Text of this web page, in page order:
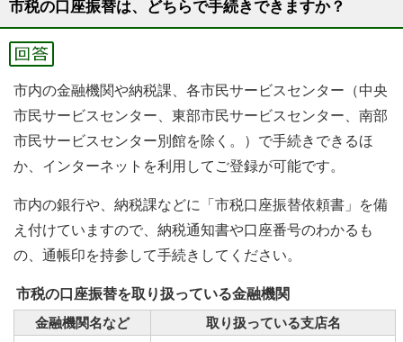
市税の口座振替は、どちらで手続きできますか？
市内の金融機関や納税課、各市民サービスセンター（中央
市民サービスセンター、東部市民サービスセンター、南部
市民サービスセンター別館を除く。）で手続きできるほ
か、インターネットを利用してご登録が可能です。
市内の銀行や、納税課などに「市税口座振替依頼書」を備
え付けていますので、納税通知書や口座番号のわかるも
の、通帳印を持参して手続きしてください。
市税の口座振替を取り扱っている金融機関
金融機関名など
取り扱っている支店名